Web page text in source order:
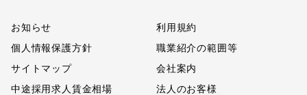
お知らせ
利用規約
個人情報保護方針
職業紹介の範囲等
サイトマップ
会社案内
中途採用求人賃金相場
法人のお客様